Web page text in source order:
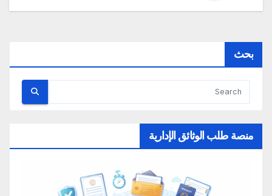
بحث
منصة طلب الوثائق الإدارية